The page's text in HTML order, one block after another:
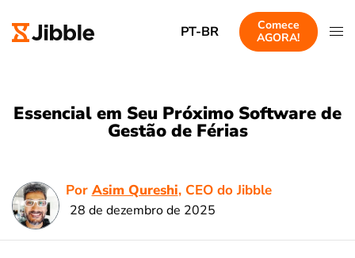
PT-BR
Comece
AGORA!
Essencial em Seu Próximo Software de
Gestão de Férias
Por Asim Qureshi, CEO do Jibble
28 de dezembro de 2025